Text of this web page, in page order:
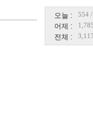
오늘 : 554 /
어제 : 1,785
전체 :